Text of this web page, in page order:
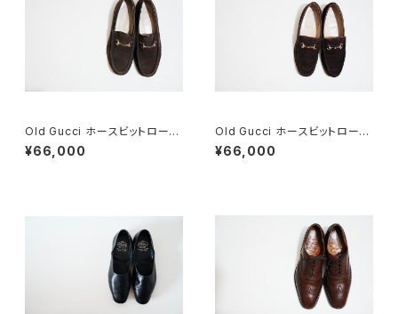
Old Gucci ホースビットローフ
ァー 35C スエードDB
¥66,000
Old Gucci ホースビットローフ
ァー 5B Dark Brown Suede
¥66,000